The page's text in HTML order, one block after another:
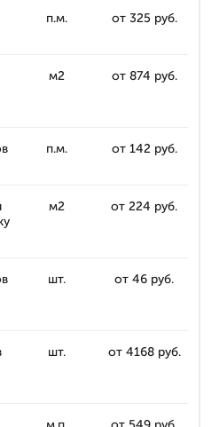
п.м. от 325 руб.
м2 от 874 руб.
п.м. от 142 руб.
м2 от 224 руб.
шт. от 46 руб.
шт. от 4168 руб.